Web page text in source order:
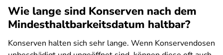
Wie lange sind Konserven nach dem
Mindesthaltbarkeitsdatum haltbar?
Konserven halten sich sehr lange. Wenn Konservendosen